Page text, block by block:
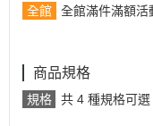
全館 全館滿件滿額活
商品規格
規格 共 4 種規格可選